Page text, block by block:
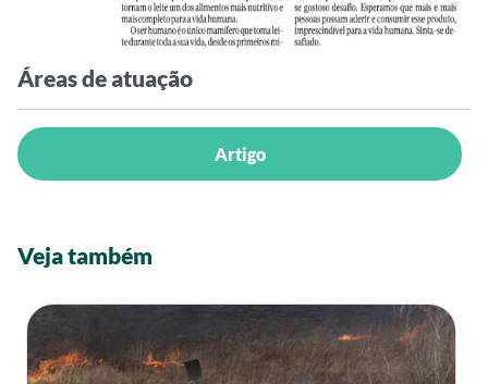
Áreas de atuação
Artigo
Veja também